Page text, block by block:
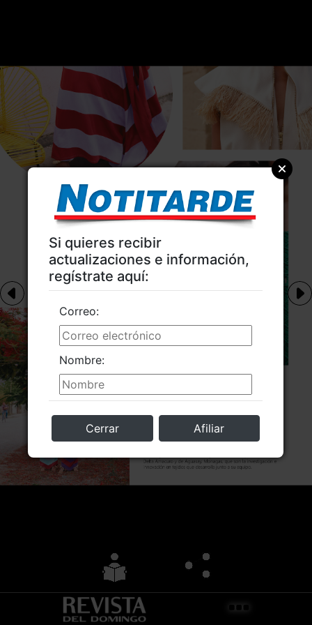
Si quieres recibir
actualizaciones e información,
regístrate aquí:
Nombre:
Correo:
Cerrar Afiliar